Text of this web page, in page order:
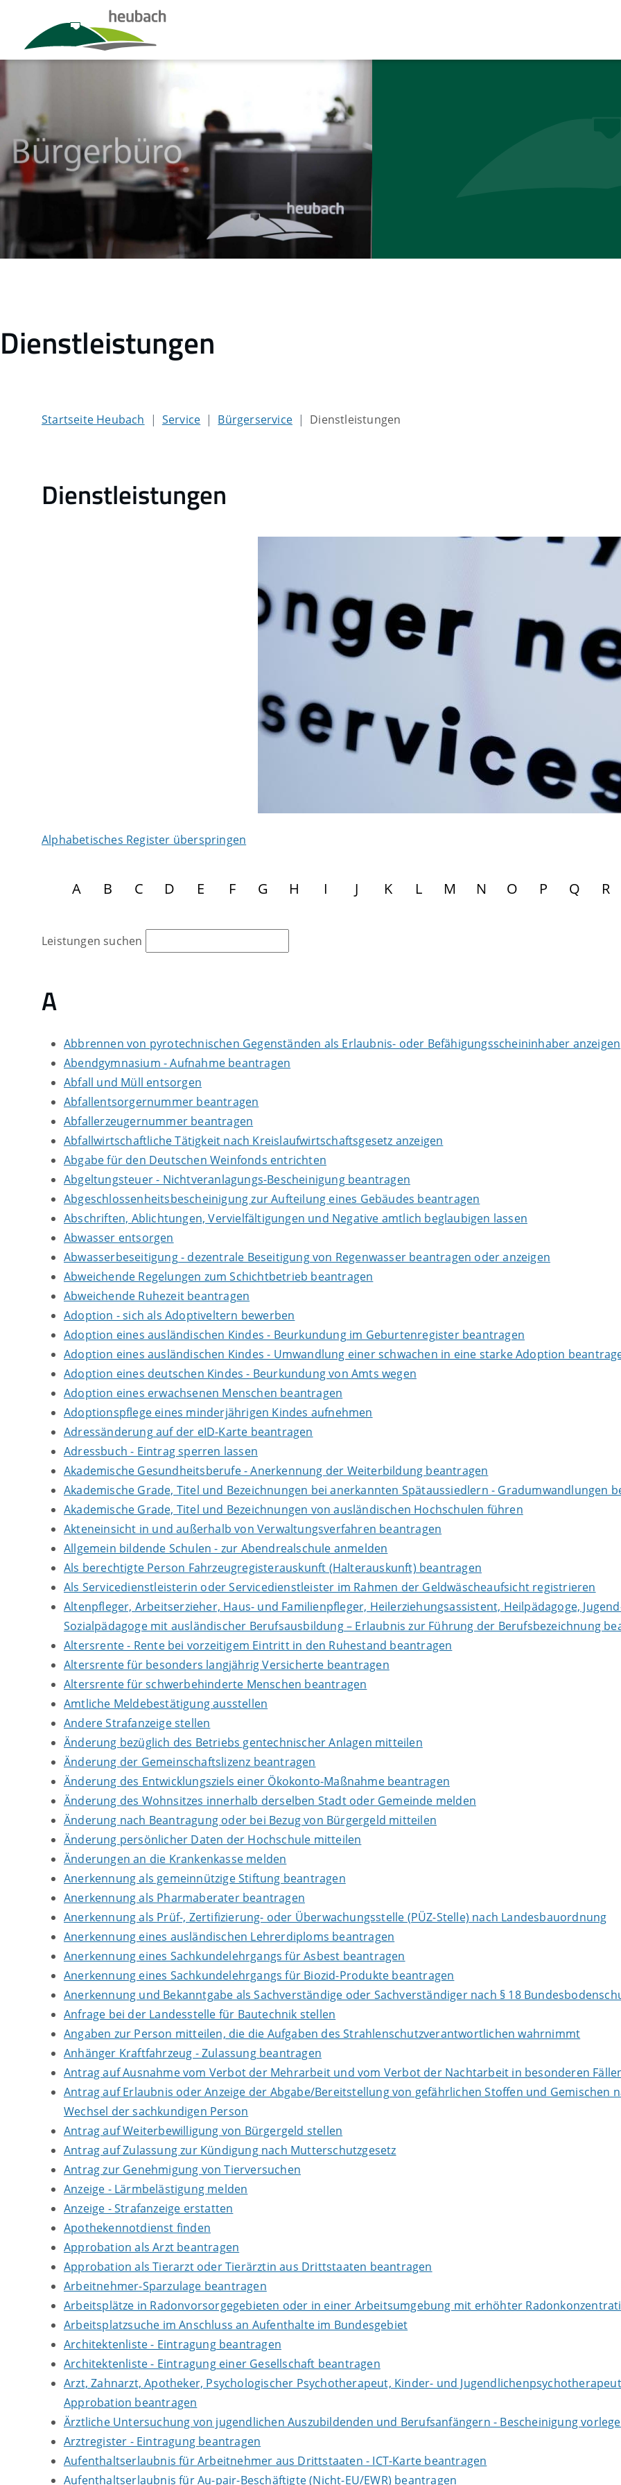
Dienstleistungen
Startseite Heubach Service Bürgerservice Dienstleistungen
Dienstleistungen
Alphabetisches Register überspringen
A B C D E F G H I J K L M N O P Q R
Leistungen suchen
A
Abbrennen von pyrotechnischen Gegenständen als Erlaubnis- oder Befähigungsscheininhaber anzeigen
Abendgymnasium - Aufnahme beantragen
Abfall und Müll entsorgen
Abfallentsorgernummer beantragen
Abfallerzeugernummer beantragen
Abfallwirtschaftliche Tätigkeit nach Kreislaufwirtschaftsgesetz anzeigen
Abgabe für den Deutschen Weinfonds entrichten
Abgeltungsteuer - Nichtveranlagungs-Bescheinigung beantragen
Abgeschlossenheitsbescheinigung zur Aufteilung eines Gebäudes beantragen
Abschriften, Ablichtungen, Vervielfältigungen und Negative amtlich beglaubigen lassen
Abwasser entsorgen
Abwasserbeseitigung - dezentrale Beseitigung von Regenwasser beantragen oder anzeigen
Abweichende Regelungen zum Schichtbetrieb beantragen
Abweichende Ruhezeit beantragen
Adoption - sich als Adoptiveltern bewerben
Adoption eines ausländischen Kindes - Beurkundung im Geburtenregister beantragen
Adoption eines ausländischen Kindes - Umwandlung einer schwachen in eine starke Adoption
Adoption eines deutschen Kindes - Beurkundung von Amts wegen
Adoption eines erwachsenen Menschen beantragen
Adoptionspflege eines minderjährigen Kindes aufnehmen
Adressänderung auf der eID-Karte beantragen
Adressbuch - Eintrag sperren lassen
Akademische Gesundheitsberufe - Anerkennung der Weiterbildung beantragen
Akademische Grade, Titel und Bezeichnungen bei anerkannten Spätaussiedlern - Gradumwandlungen
Akademische Grade, Titel und Bezeichnungen von ausländischen Hochschulen führen
Akteneinsicht in und außerhalb von Verwaltungsverfahren beantragen
Allgemein bildende Schulen - zur Abendrealschule anmelden
Als berechtigte Person Fahrzeugregisterauskunft (Halterauskunft) beantragen
Als Servicedienstleisterin oder Servicedienstleister im Rahmen der Geldwäscheaufsicht registrieren
Altenpfleger, Arbeitserzieher, Haus- und Familienpfleger, Heilerziehungsassistent, Heilpädagoge,
Sozialpädagoge mit ausländischer Berufsausbildung – Erlaubnis zur Führung der Berufsbezeichnung
Altersrente - Rente bei vorzeitigem Eintritt in den Ruhestand beantragen
Altersrente für besonders langjährig Versicherte beantragen
Altersrente für schwerbehinderte Menschen beantragen
Amtliche Meldebestätigung ausstellen
Andere Strafanzeige stellen
Änderung bezüglich des Betriebs gentechnischer Anlagen mitteilen
Änderung der Gemeinschaftslizenz beantragen
Änderung des Entwicklungsziels einer Ökokonto-Maßnahme beantragen
Änderung des Wohnsitzes innerhalb derselben Stadt oder Gemeinde melden
Änderung nach Beantragung oder bei Bezug von Bürgergeld mitteilen
Änderung persönlicher Daten der Hochschule mitteilen
Änderungen an die Krankenkasse melden
Anerkennung als gemeinnützige Stiftung beantragen
Anerkennung als Pharmaberater beantragen
Anerkennung als Prüf-, Zertifizierung- oder Überwachungsstelle (PÜZ-Stelle) nach Landesbauordnung
Anerkennung eines ausländischen Lehrerdiploms beantragen
Anerkennung eines Sachkundelehrgangs für Asbest beantragen
Anerkennung eines Sachkundelehrgangs für Biozid-Produkte beantragen
Anerkennung und Bekanntgabe als Sachverständige oder Sachverständiger nach § 18
Anfrage bei der Landesstelle für Bautechnik stellen
Angaben zur Person mitteilen, die die Aufgaben des Strahlenschutzverantwortlichen wahrnimmt
Anhänger Kraftfahrzeug - Zulassung beantragen
Antrag auf Ausnahme vom Verbot der Mehrarbeit und vom Verbot der Nachtarbeit in besonderen
Antrag auf Erlaubnis oder Anzeige der Abgabe/Bereitstellung von gefährlichen Stoffen und Gemischen
Wechsel der sachkundigen Person
Antrag auf Weiterbewilligung von Bürgergeld stellen
Antrag auf Zulassung zur Kündigung nach Mutterschutzgesetz
Antrag zur Genehmigung von Tierversuchen
Anzeige - Lärmbelästigung melden
Anzeige - Strafanzeige erstatten
Apothekennotdienst finden
Approbation als Arzt beantragen
Approbation als Tierarzt oder Tierärztin aus Drittstaaten beantragen
Arbeitnehmer-Sparzulage beantragen
Arbeitsplätze in Radonvorsorgegebieten oder in einer Arbeitsumgebung mit erhöhter
Arbeitsplatzsuche im Anschluss an Aufenthalte im Bundesgebiet
Architektenliste - Eintragung beantragen
Architektenliste - Eintragung einer Gesellschaft beantragen
Arzt, Zahnarzt, Apotheker, Psychologischer Psychotherapeut, Kinder- und
Approbation beantragen
Ärztliche Untersuchung von jugendlichen Auszubildenden und Berufsanfängern - Bescheinigung
Arztregister - Eintragung beantragen
Aufenthaltserlaubnis für Arbeitnehmer aus Drittstaaten - ICT-Karte beantragen
Aufenthaltserlaubnis für Au-pair-Beschäftigte (Nicht-EU/EWR) beantragen